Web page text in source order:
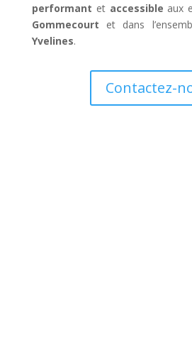
performant et accessible aux
Gommecourt et dans
Yvelines.
Contactez-